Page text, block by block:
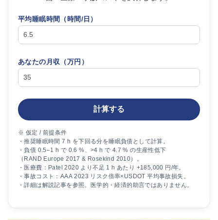
平均睡眠時間（時間/日）
あなたの月収（万円 ）
計算する
※ 仮定 / 前提条件
・推奨睡眠時間 7 h を下回る分を睡眠負債として計算。
・負債 0.5–1 h で 0.6 %、>4 h で 4.7 % の生産性低下
（RAND Europe 2017 & Rosekind 2010）。
・医療費：Patel 2020 より不足 1 h あたり +185,000 円/年。
・事故コスト：AAA 2023 リスク倍率×USDOT 平均事故損失。
・詳細は解説記事を参照。医学的・経済的助言ではありません。